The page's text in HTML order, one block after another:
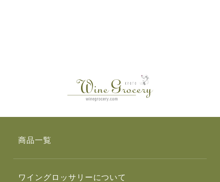
商品一覧
ワイングロッサリーについて